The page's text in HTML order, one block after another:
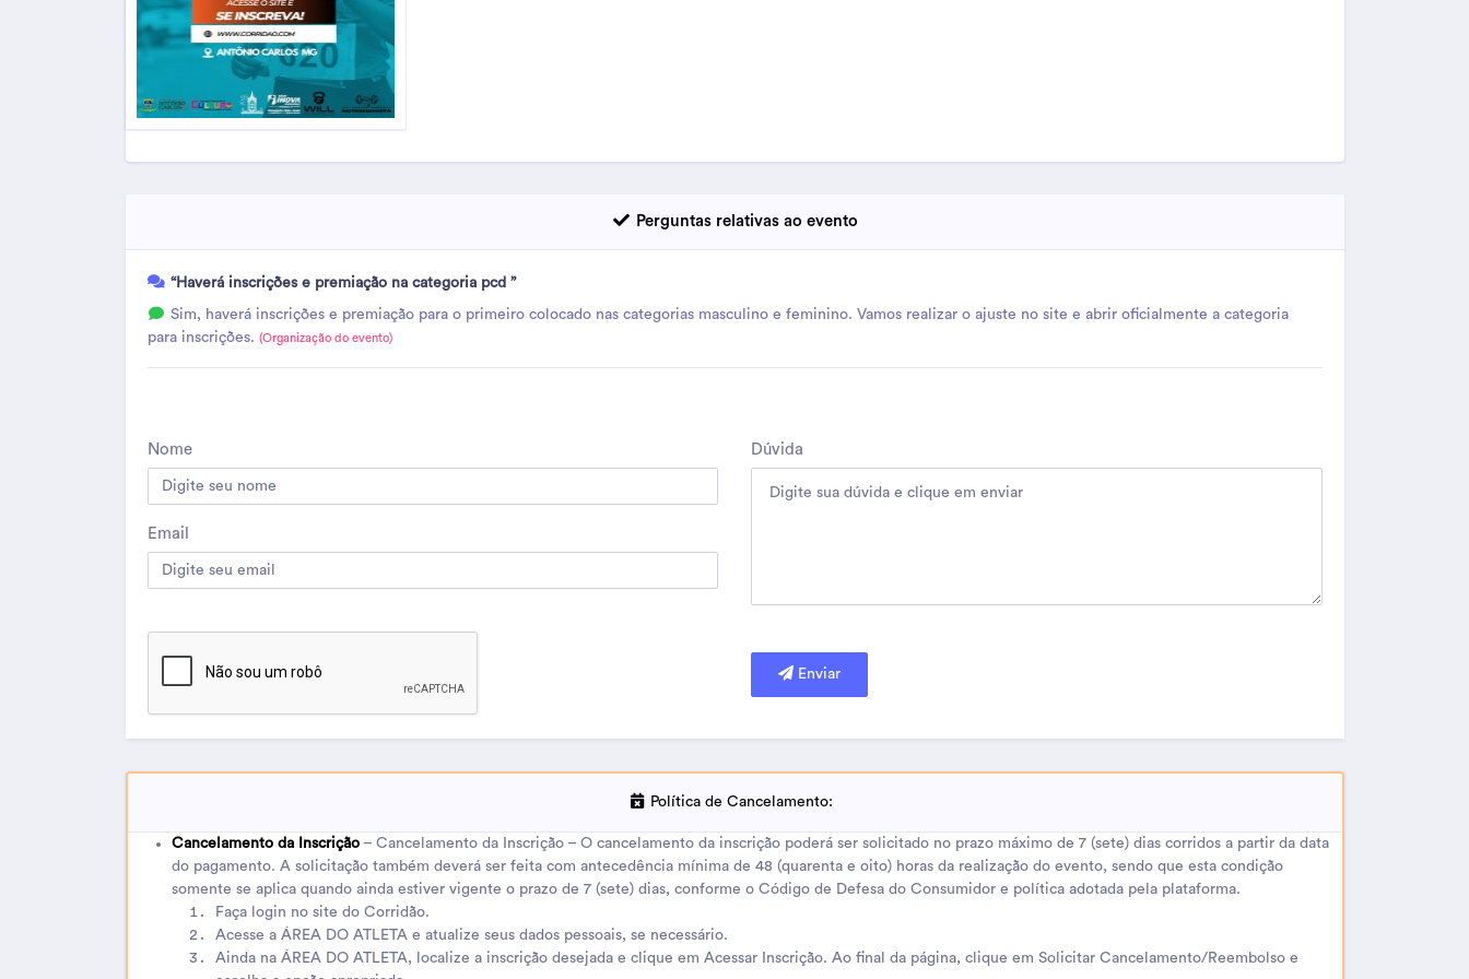
Perguntas relativas ao evento
“Haverá inscrições e premiação na categoria pcd ”
Sim, haverá inscrições e premiação para o primeiro colocado nas categorias masculino e feminino. Vamos realizar o ajuste no site e abrir oficialmente a categoria
para inscrições. (Organização do evento)
Nome
Email
Dúvida
Enviar
Política de Cancelamento:
Cancelamento da Inscrição– Cancelamento da Inscrição – O cancelamento da inscrição poderá ser solicitado no prazo máximo de 7 (sete) dias corridos a partir da data
do pagamento. A solicitação também deverá ser feita com antecedência mínima de 48 (quarenta e oito) horas da realização do evento, sendo que esta condição
somente se aplica quando ainda estiver vigente o prazo de 7 (sete) dias, conforme o Código de Defesa do Consumidor e política adotada pela plataforma.
Faça login no site do Corridão.
Acesse a ÁREA DO ATLETA e atualize seus dados pessoais, se necessário.
Ainda na ÁREA DO ATLETA, localize a inscrição desejada e clique em Acessar Inscrição. Ao final da página, clique em Solicitar Cancelamento/Reembolso e